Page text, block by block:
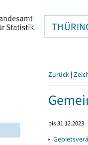
Zurück |
bis 31.12.2023
▸